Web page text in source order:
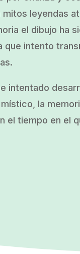
leyendas
el dibujo ha
que intento
intentado
la
el tiempo en el